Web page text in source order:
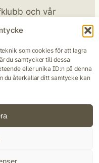
som cookies för att lagra
du samtycker till dessa
eller unika ID:n på denna
du återkallar ditt samtycke kan
och vår
som ger
120, 244 91